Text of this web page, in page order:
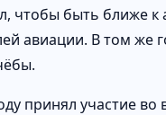
чтобы быть ближе
авиации. В том же
принял участие